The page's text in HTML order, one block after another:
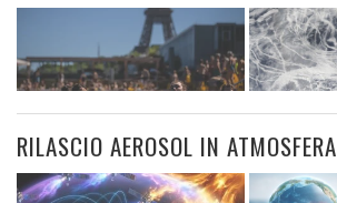
RILASCIO AEROSOL IN ATMOSFERA